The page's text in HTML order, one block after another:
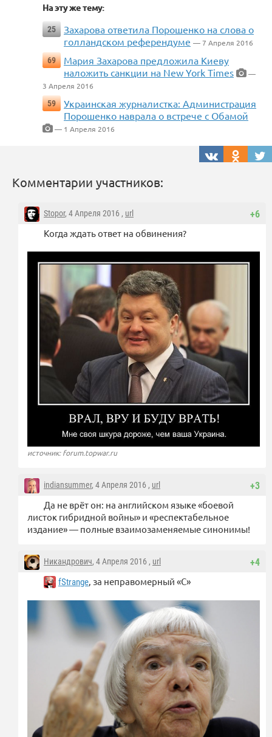
На эту же тему:
25
Захарова ответила Порошенко на слова о
голландском референдуме — 7 Апреля 2016
69
Мария Захарова предложила Киеву
наложить санкции на New York Times
—
3 Апреля 2016
59
Украинская журналистка: Администрация
Порошенко наврала о встрече с Обамой
— 1 Апреля 2016
Комментарии участников:
+6
Stopor, 4 Апреля 2016 , url
Когда ждать ответ на обвинения?
источник: forum.topwar.ru
+3
indiansummer, 4 Апреля 2016 , url
Да не врёт он: на английском языке «боевой
листок гибридной войны» и «респектабельное
издание» — полные взаимозаменяемые синонимы!
+4
Никандрович, 4 Апреля 2016 , url
fStrange, за неправомерный «С»